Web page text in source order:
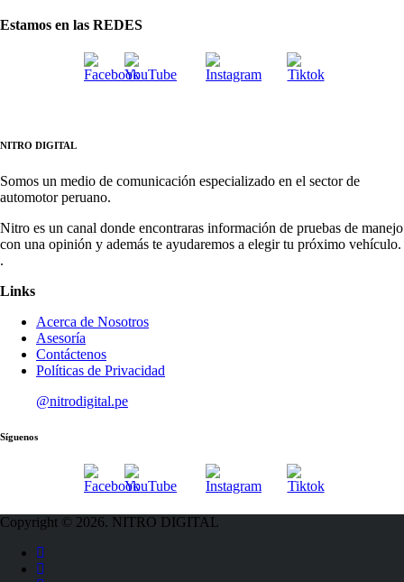
Estamos en las REDES
NITRO DIGITAL
Somos un medio de comunicación especializado en el sector de
automotor peruano.
Nitro es un canal donde encontraras información de pruebas de manejo
con una opinión y además te ayudaremos a elegir tu próximo vehículo.
.
Links
Acerca de Nosotros
Asesoría
Contáctenos
Políticas de Privacidad
@nitrodigital.pe
Síguenos
Copyright © 2026. NITRO DIGITAL